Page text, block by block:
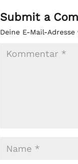
Submit a
Deine E-Mail-